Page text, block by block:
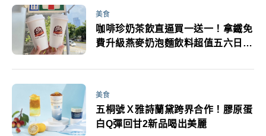
美食
咖啡珍奶茶飲直逼買一送一！拿鐵免
費升級燕麥奶泡麵飲料超值五六日週
美食
五桐號Ｘ雅詩蘭黛跨界合作！膠原蛋
白Q彈回甘2新品喝出美麗